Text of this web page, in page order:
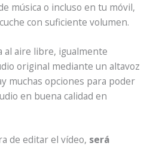
música o incluso en tu móvil,
con suficiente volumen.
al aire libre, igualmente
original mediante un altavoz
muchas opciones para poder
en buena calidad en
de editar el vídeo, será